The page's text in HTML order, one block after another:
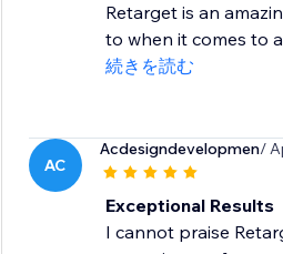
Retarget is an
to when it comes to
続きを読む
AC
Acdesigndevelopmen/
Exceptional Results
I cannot praise